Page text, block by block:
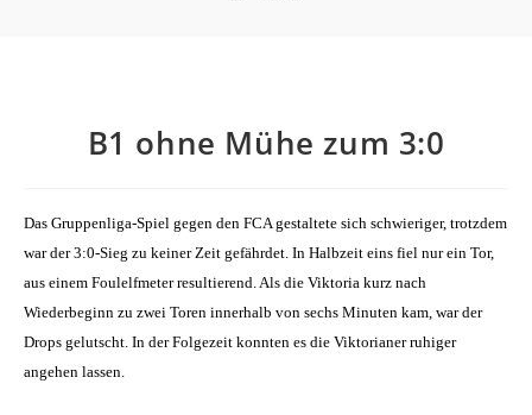
B1 ohne Mühe zum 3:0
Das Gruppenliga-Spiel gegen den FCA gestaltete sich schwieriger, trotzdem
war der 3:0-Sieg zu keiner Zeit gefährdet. In Halbzeit eins fiel nur ein Tor,
aus einem Foulelfmeter resultierend. Als die Viktoria kurz nach
Wiederbeginn zu zwei Toren innerhalb von sechs Minuten kam, war der
Drops gelutscht. In der Folgezeit konnten es die Viktorianer ruhiger
angehen lassen.